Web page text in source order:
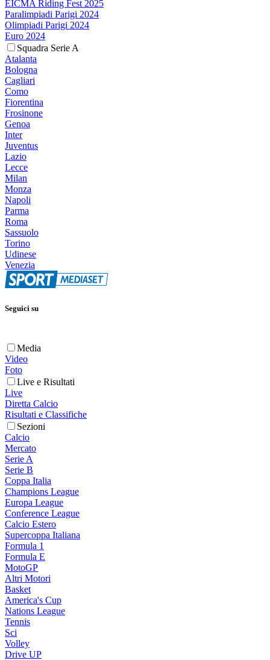
EICMA Riding Fest 2025
Paralimpiadi Parigi 2024
Olimpiadi Parigi 2024
Euro 2024
Squadra Serie A
Atalanta
Bologna
Cagliari
Como
Fiorentina
Frosinone
Genoa
Inter
Juventus
Lazio
Lecce
Milan
Monza
Napoli
Parma
Roma
Sassuolo
Torino
Udinese
Venezia
Seguici su
Media
Video
Foto
Live e Risultati
Live
Diretta Calcio
Risultati e Classifiche
Sezioni
Calcio
Mercato
Serie A
Serie B
Coppa Italia
Champions League
Europa League
Conference League
Calcio Estero
Supercoppa Italiana
Formula 1
Formula E
MotoGP
Altri Motori
Basket
America's Cup
Nations League
Tennis
Sci
Volley
Drive UP